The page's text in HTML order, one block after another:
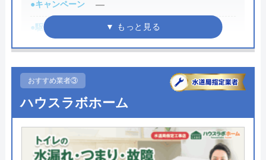
業者の一つです。
イースマイルの詳細ページはこちら
公式サイトを見る
まずは電話相談！
0120-091-026
イースマイルの基本情報
●キャンペーン ―
●駆けつけ時間 最短30分
●受付時間 8:00-22:00
●定休日
●出張見積もり 出張見積もり無料
●支払い方法 現金、クレジットカード
●累計実績 施工対応数240万件以上
おすすめ業者③
ハウスラボホーム